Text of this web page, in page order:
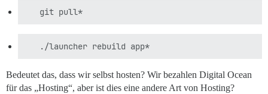
Bedeutet das, dass wir selbst hosten? Wir bezahlen Digital Ocean
für das „Hosting“, aber ist dies eine andere Art von Hosting?